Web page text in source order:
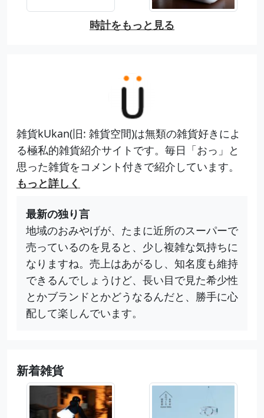
時計をもっと見る
雑貨kUkan(旧: 雑貨空間)は無類の雑貨好きによ
る極私的雑貨紹介サイトです。毎日「おっ」と
思った雑貨をコメント付きで紹介しています。
もっと詳しく
最新の独り言
地域のおみやげが、たまに近所のスーパーで
売っているのを見ると、少し複雑な気持ちに
なりますね。売上はあがるし、知名度も維持
できるんでしょうけど、長い目で見た希少性
とかブランドとかどうなるんだと、勝手に心
配して楽しんでいます。
新着雑貨